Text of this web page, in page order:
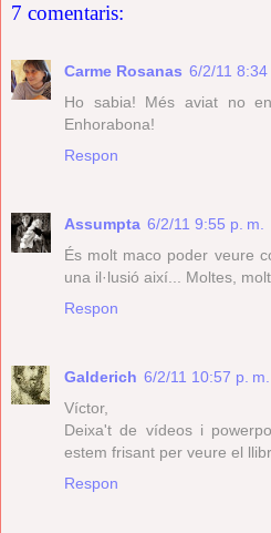
7 comentaris:
Carme Rosanas 6/2/11 8:34
Ho sabia! Més aviat no
Enhorabona!
Respon
Assumpta 6/2/11 9:55 p. m.
És molt maco poder veure
una il·lusió així... Moltes,
Respon
Galderich 6/2/11 10:57 p. m.
Víctor,
Deixa't de vídeos i
estem frisant per veure el
Respon